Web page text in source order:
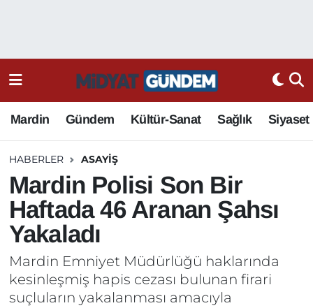
Mardin Gündem Kültür-Sanat Sağlık Siyaset
HABERLER ASAYIŞ
Mardin Polisi Son Bir
Haftada 46 Aranan Şahsı
Yakaladı
Mardin Emniyet Müdürlüğü haklarında
kesinleşmiş hapis cezası bulunan firari
suçluların yakalanması amacıyla